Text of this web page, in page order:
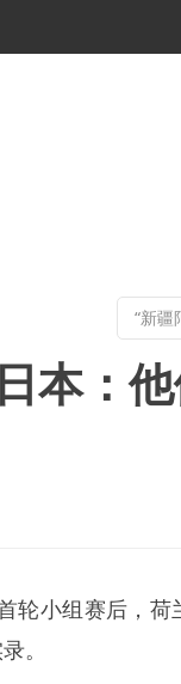
本：他
轮小组赛后，荷
。